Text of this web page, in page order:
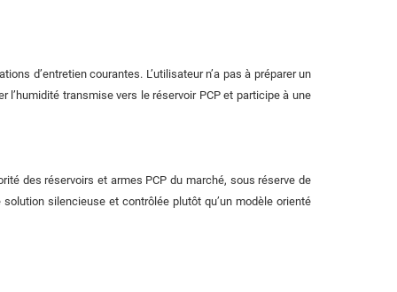
d’entretien courantes. L’utilisateur n’a pas à préparer un
l’humidité transmise vers le réservoir PCP et participe à une
des réservoirs et armes PCP du marché, sous réserve de
silencieuse et contrôlée plutôt qu’un modèle orienté